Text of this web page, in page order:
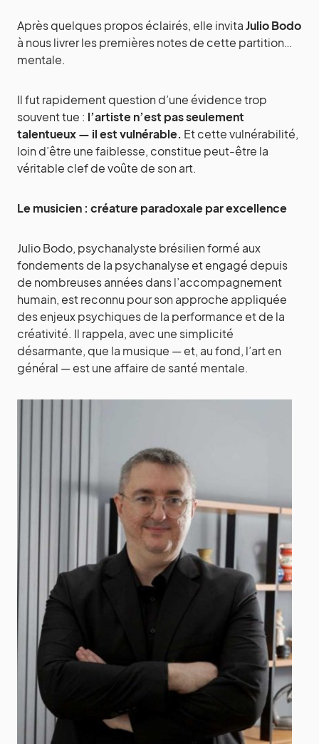
Après quelques propos éclairés, elle invitaJulio Bodo
à nous livrer les premières notes de cette partition…
mentale.
Il fut rapidement question d’une évidence trop
souvent tue : l’artiste n’est pas seulement
talentueux — il est vulnérable. Et cette vulnérabilité,
loin d’être une faiblesse, constitue peut-être la
véritable clef de voûte de son art.
Le musicien : créature paradoxale par excellence
Julio Bodo, psychanalyste brésilien formé aux
fondements de la psychanalyse et engagé depuis
de nombreuses années dans l’accompagnement
humain, est reconnu pour son approche appliquée
des enjeux psychiques de la performance et de la
créativité. Il rappela, avec une simplicité
désarmante, que la musique — et, au fond, l’art en
général — est une affaire de santé mentale.